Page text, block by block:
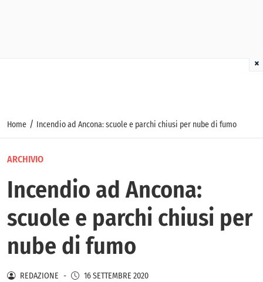
Home / Incendio ad Ancona: scuole e parchi chiusi per nube di fumo
ARCHIVIO
Incendio ad Ancona:
scuole e parchi chiusi per
nube di fumo
REDAZIONE - 16 SETTEMBRE 2020
×